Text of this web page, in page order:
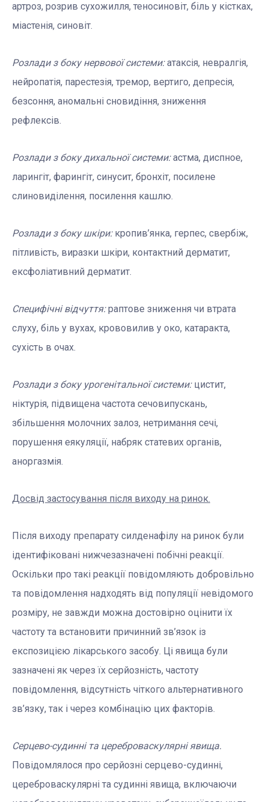
артроз, розрив сухожилля, теносиновіт, біль у кістках,
міастенія, синовіт.
Розлади з боку нервової системи:атаксія, невралгія,
нейропатія, парестезія, тремор, вертиго, депресія,
безсоння, аномальні сновидіння, зниження
рефлексів.
Розлади з боку дихальної системи:астма, диспное,
ларингіт, фарингіт, синусит, бронхіт, посилене
слиновиділення, посилення кашлю.
Розлади з боку шкіри: кропив’янка, герпес, свербіж,
пітливість, виразки шкіри, контактний дерматит,
ексфоліативний дерматит.
Специфічні відчуття:раптове зниження чи втрата
слуху, біль у вухах, крововилив у око, катаракта,
сухість в очах.
Розлади з боку урогенітальної системи:цистит,
ніктурія, підвищена частота сечовипускань,
збільшення молочних залоз, нетримання сечі,
порушення еякуляції, набряк статевих органів,
аноргазмія.
Досвід застосування після виходу на ринок.
Після виходу препарату силденафілу на ринок були
ідентифіковані нижчезазначені побічні реакції.
Оскільки про такі реакції повідомляють добровільно
та повідомлення надходять від популяції невідомого
розміру, не завжди можна достовірно оцінити їх
частоту та встановити причинний зв’язок із
експозицією лікарського засобу. Ці явища були
зазначені як через їх серйозність, частоту
повідомлення, відсутність чіткого альтернативного
зв’язку, так і через комбінацію цих факторів.
Серцево-судинні та цереброваскулярні явища.
Повідомлялося про серйозні серцево-судинні,
цереброваскулярні та судинні явища, включаючи